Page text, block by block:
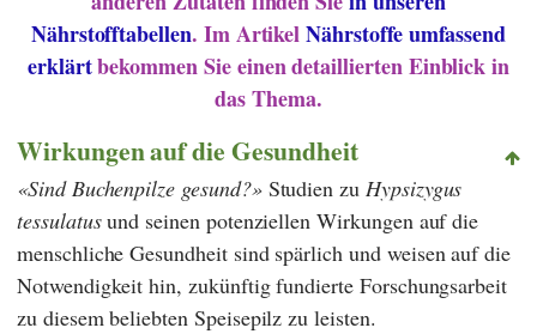
Nährstofftabellen. Im ArtikelNährstoffe umfassend
erklärtbekommen Sie einen detaillierten Einblick in
das Thema.
Wirkungen auf die Gesundheit
Sind Buchenpilze gesund? Studien zu Hypsizygus
tessulatusund seinen potenziellen Wirkungen auf die
menschliche Gesundheit sind spärlich und weisen auf die
Notwendigkeit hin, zukünftig fundierte Forschungsarbeit
zu diesem beliebten Speisepilz zu leisten.